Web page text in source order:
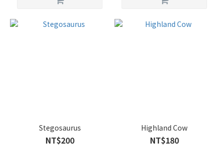
Stegosaurus
NT$200
Highland Cow
NT$180